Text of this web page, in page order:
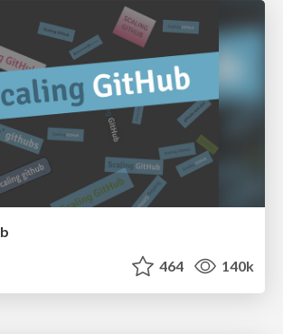
464 140k